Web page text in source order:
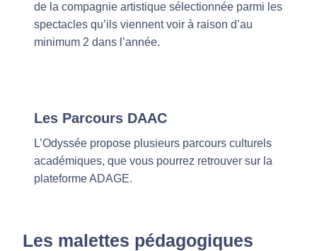
de la compagnie artistique sélectionnée parmi les
spectacles qu’ils viennent voir à raison d’au
minimum 2 dans l’année.
Les Parcours DAAC
L’Odyssée propose plusieurs parcours culturels
académiques, que vous pourrez retrouver sur la
plateforme ADAGE.
Les malettes pédagogiques